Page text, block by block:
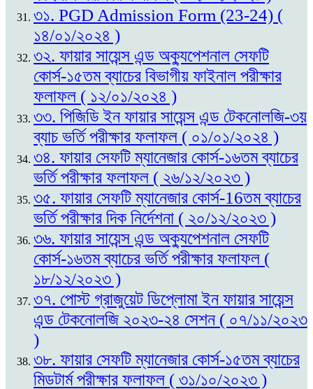
৩১. PGD Admission Form (23-24) (
১৪/০১/২০২৪ )
৩২. ফায়ার সায়েন্স এন্ড অক্যুপেশনাল সেফটি
কোর্স-১৫তম ব্যাচের বিভাগীয় ফাইনাল পরীক্ষার
ফলাফল ( ১২/০১/২০২৪ )
৩৩. পিজিডি ইন ফায়ার সায়েন্স এন্ড টেকনোলজি-৩য়
ব্যাচ ভর্তি পরীক্ষার ফলাফল ( ০১/০১/২০২৪ )
৩৪. ফায়ার সেফটি ম্যানেজার কোর্স-১৬তম ব্যাচের
ভর্তি পরীক্ষার ফলাফল ( ২৬/১২/২০২৩ )
৩৫. ফায়ার সেফটি ম্যানেজার কোর্স-16তম ব্যাচের
ভর্তি পরীক্ষার দিক নির্দেশনা ( ২০/১২/২০২৩ )
৩৬. ফায়ার সায়েন্স এন্ড অক্যুপেশনাল সেফটি
কোর্স-১৬তম ব্যাচের ভর্তি পরীক্ষার ফলাফল (
১৮/১২/২০২৩ )
৩৭. পোস্ট গ্রাজুয়েট ডিপ্লোমা ইন ফায়ার সায়েন্স
এন্ড টেকনোলজি ২০২৩-২৪ সেশন ( ০৭/১১/২০২৩
)
৩৮. ফায়ার সেফটি ম্যানেজার কোর্স-১৫তম ব্যাচের
মিডটার্ম পরীক্ষার ফলাফল ( ৩১/১০/২০২৩ )